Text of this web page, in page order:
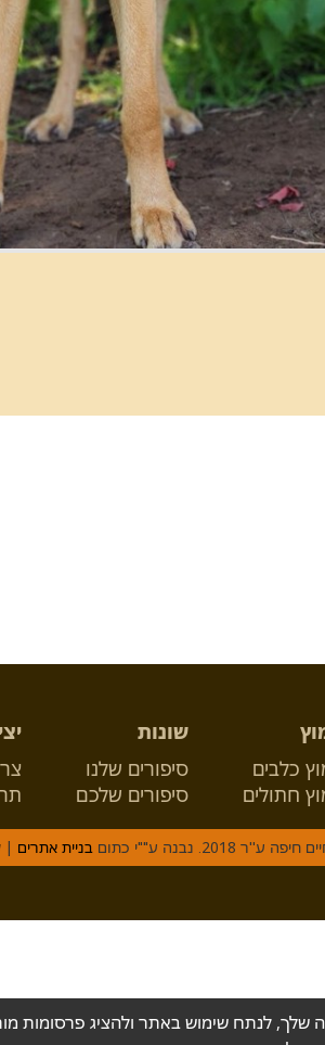
כלבים
חתולים
שונות
סיפורים שלנו
סיפורים שלכם
נבנה ע""י כתום בניית אתרים |
שלך, לנתח שימוש באתר ולהציג